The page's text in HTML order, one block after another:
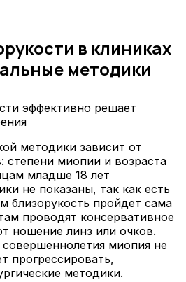
в клиниках
методики
методики зависит от
степени миопии и возраста
младше 18 лет
не показаны, так как есть
близорукость пройдет сама
проводят консервативное
ношение линз или очков.
миопия не
прогрессировать,
методики.